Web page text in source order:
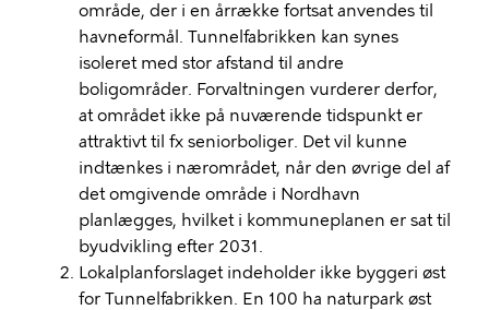
område, der i en årrække fortsat anvendes til
havneformål. Tunnelfabrikken kan synes
isoleret med stor afstand til andre
boligområder. Forvaltningen vurderer derfor,
at området ikke på nuværende tidspunkt er
attraktivt til fx seniorboliger. Det vil kunne
indtænkes i nærområdet, når den øvrige del af
det omgivende område i Nordhavn
planlægges, hvilket i kommuneplanen er sat til
byudvikling efter 2031.
Lokalplanforslaget indeholder ikke byggeri øst
for Tunnelfabrikken. En 100 ha naturpark øst